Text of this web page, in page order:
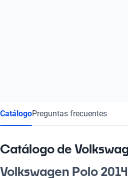
CatálogoPreguntas frecuentes
Catálogo de
Volkswagen Polo